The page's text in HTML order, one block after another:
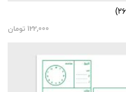
122,000 تومان